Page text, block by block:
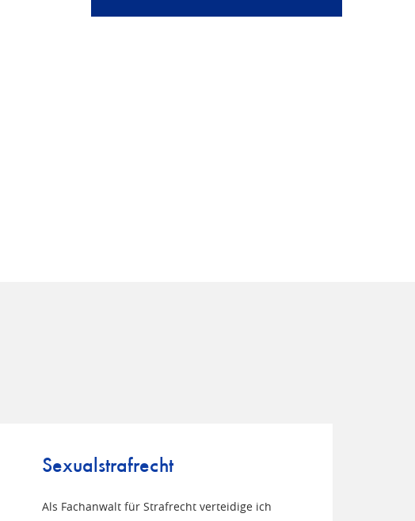
Sexualstrafrecht
Als Fachanwalt für Strafrecht verteidige ich